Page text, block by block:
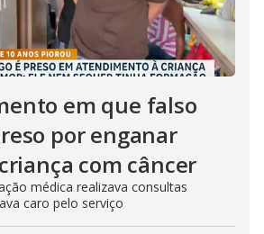
em que falso
por enganar
com câncer
médica realizava consultas
caro pelo serviço